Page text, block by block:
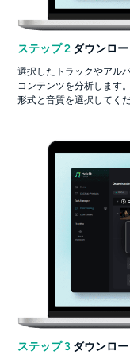
ステップ 2 ダウンロ
選択したトラックやアル
コンテンツを分析します
形式と音質を選択してくだ
ステップ 3 ダウンロ